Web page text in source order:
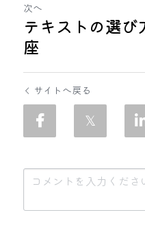
次へ
テキストの選
座
サイトへ戻る